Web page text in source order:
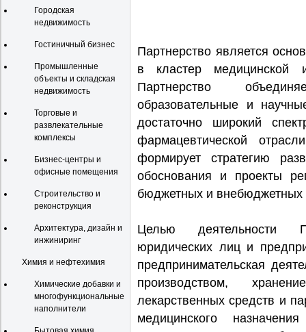
Городская
недвижимость
Гостиничный бизнес
Промышленные
объекты и складская
недвижимость
Торговые и
развлекательные
комплексы
Бизнес-центры и
офисные помещения
Строительство и
реконструкция
Архитектура, дизайн и
инжиниринг
Химия и нефтехимия
Химические добавки и
многофункциональные
наполнители
Партнерство является
в кластер медицинской
Партнерство
образовательные и
достаточно широкий
фармацевтической
формирует стратегию
обоснования и проекты
бюджетных и внебюджетных
Целью деятельности
юридических лиц и
предпринимательская
производством,
лекарственных средств и
медицинского